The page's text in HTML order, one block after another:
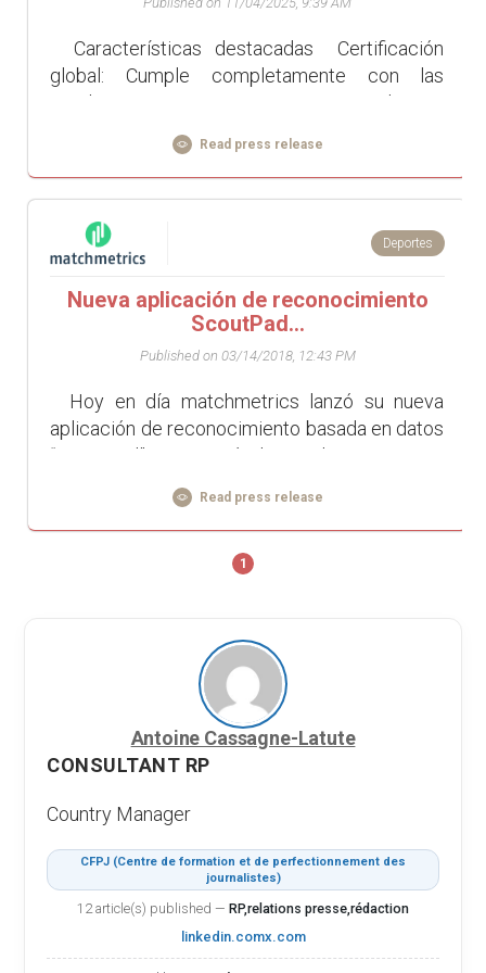
global: Cumple completamente con las
regulaciones EU L1e/L3e, garantizando una
entrada fluida en los mercados internaci...
Read press release
Deportes
Nueva aplicación de reconocimiento
ScoutPad...
Published on 03/14/2018, 12:43 PM
aplicación de reconocimiento basada en datos
“ScoutPad”, que está destinada a tener un
impacto masivo en la...
Read press release
1
Antoine Cassagne-Latute
CONSULTANT RP
Country Manager
CFPJ (Centre de formation et de perfectionnement des
journalistes)
12 article(s) published — RP,relations presse,rédaction
linkedin.comx.com